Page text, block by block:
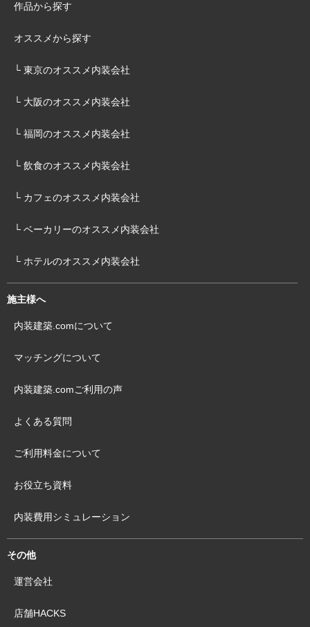
作品から探す
オススメから探す
└ 東京のオススメ内装会社
└ 大阪のオススメ内装会社
└ 福岡のオススメ内装会社
└ 飲食のオススメ内装会社
└ カフェのオススメ内装会社
└ ベーカリーのオススメ内装会社
└ ホテルのオススメ内装会社
施主様へ
内装建築.comについて
マッチングについて
内装建築.comご利用の声
よくある質問
ご利用料金について
お役立ち資料
内装費用シミュレーション
その他
運営会社
店舗HACKS